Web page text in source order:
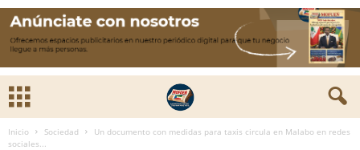
Inicio Sociedad
Un documento con medidas para taxis circula en Malabo en redes
sociales...